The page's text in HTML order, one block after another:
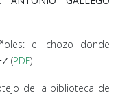
el chozo donde
(PDF)
de la biblioteca de